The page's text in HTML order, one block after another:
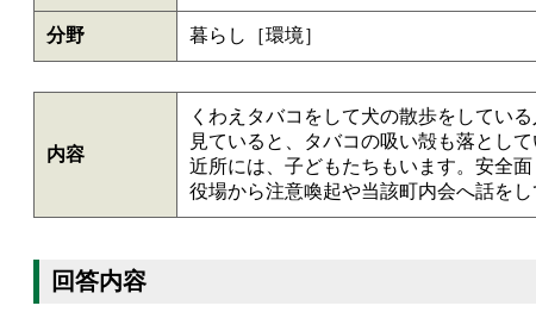
分野 暮らし［環境］
内容
くわえタバコをして犬の散歩をしている
見ていると、タバコの吸い殻も落として
近所には、子どもたちもいます。安全
役場から注意喚起や当該町内会へ話を
回答内容